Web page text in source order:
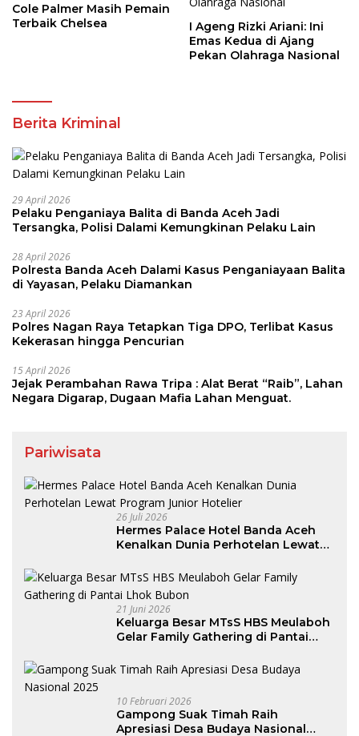
Cole Palmer Masih Pemain
Terbaik Chelsea
I Ageng Rizki Ariani: Ini
Emas Kedua di Ajang
Pekan Olahraga Nasional
Berita Kriminal
29 April 2026
Pelaku Penganiaya Balita di Banda Aceh Jadi
Tersangka, Polisi Dalami Kemungkinan Pelaku Lain
28 April 2026
Polresta Banda Aceh Dalami Kasus Penganiayaan Balita
di Yayasan, Pelaku Diamankan
23 April 2026
Polres Nagan Raya Tetapkan Tiga DPO, Terlibat Kasus
Kekerasan hingga Pencurian
15 April 2026
Jejak Perambahan Rawa Tripa : Alat Berat “Raib”, Lahan
Negara Digarap, Dugaan Mafia Lahan Menguat.
Pariwisata
26 Juli 2026
Hermes Palace Hotel Banda Aceh
Kenalkan Dunia Perhotelan Lewat
21 Juni 2026
Keluarga Besar MTsS HBS Meulaboh
Gelar Family Gathering di Pantai
10 Februari 2026
Gampong Suak Timah Raih
Apresiasi Desa Budaya Nasional